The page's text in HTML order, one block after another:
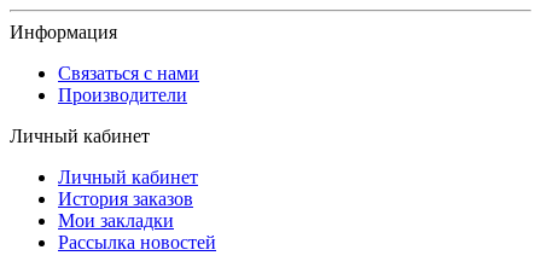
Информация
Связаться с нами
Производители
Личный кабинет
Личный кабинет
История заказов
Мои закладки
Рассылка новостей